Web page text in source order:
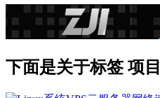
下面是关于标签 项